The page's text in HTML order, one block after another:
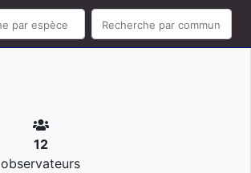
12
observateurs